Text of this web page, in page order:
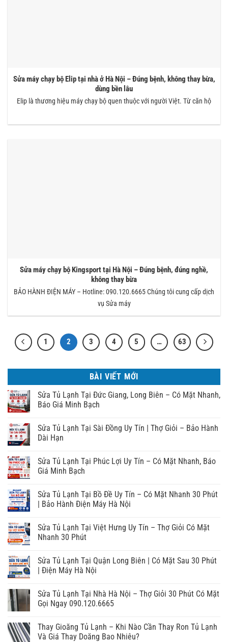
Sửa máy chạy bộ Elip tại nhà ở Hà Nội – Đúng bệnh, không thay bừa,
dùng bền lâu
Elip là thương hiệu máy chạy bộ quen thuộc với người Việt. Từ căn hộ
Sửa máy chạy bộ Kingsport tại Hà Nội – Đúng bệnh, đúng nghề,
không thay bừa
BẢO HÀNH ĐIỆN MÁY – Hotline: 090.120.6665 Chúng tôi cung cấp dịch
vụ Sửa máy
1 2 3 4 5 … 63
BÀI VIẾT MỚI
Sửa Tủ Lạnh Tại Đức Giang, Long Biên – Có Mặt Nhanh,
Báo Giá Minh Bạch
Sửa Tủ Lạnh Tại Sài Đồng Uy Tín | Thợ Giỏi – Bảo Hành
Dài Hạn
Sửa Tủ Lạnh Tại Phúc Lợi Uy Tín – Có Mặt Nhanh, Báo
Giá Minh Bạch
Sửa Tủ Lạnh Tại Bồ Đề Uy Tín – Có Mặt Nhanh 30 Phút
| Bảo Hành Điện Máy Hà Nội
Sửa Tủ Lạnh Tại Việt Hưng Uy Tín – Thợ Giỏi Có Mặt
Nhanh 30 Phút
Sửa Tủ Lạnh Tại Quận Long Biên | Có Mặt Sau 30 Phút
| Điện Máy Hà Nội
Sửa Tủ Lạnh Tại Nhà Hà Nội – Thợ Giỏi 30 Phút Có Mặt
Gọi Ngay 090.120.6665
Thay Gioăng Tủ Lạnh – Khi Nào Cần Thay Ron Tủ Lạnh
Và Giá Thay Doăng Bao Nhiêu?